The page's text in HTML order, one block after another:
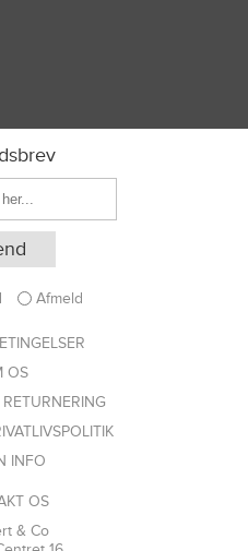
Afmeld
OS
INFO
OS
& Co